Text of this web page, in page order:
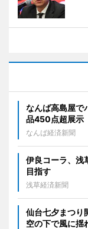
なんば高島屋
品450点超展示
なんば経済新聞
伊良コーラ、
目指す
浅草経済新聞
仙台七夕まつ
空の下で風に揺